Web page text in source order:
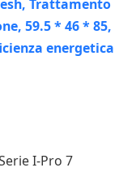
I-Pro 7